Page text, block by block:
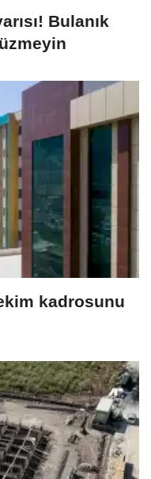
Bulanık
kadrosunu